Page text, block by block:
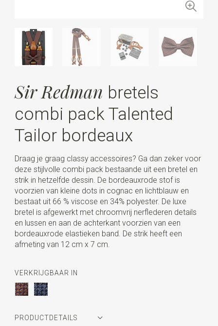
Sir Redman bretels
combi pack Talented
Tailor bordeaux
Draag je graag classy accessoires? Ga dan zeker voor
deze stijlvolle combi pack bestaande uit een bretel en
strik in hetzelfde dessin. De bordeauxrode stof is
voorzien van kleine dots in cognac en lichtblauw en
bestaat uit 66 % viscose en 34% polyester. De luxe
bretel is afgewerkt met chroomvrij nerflederen details
en lussen en aan de achterkant voorzien van een
bordeauxrode elastieken band. De strik heeft een
afmeting van 12 cm x 7 cm.
VERKRIJGBAAR IN
PRODUCTDETAILS